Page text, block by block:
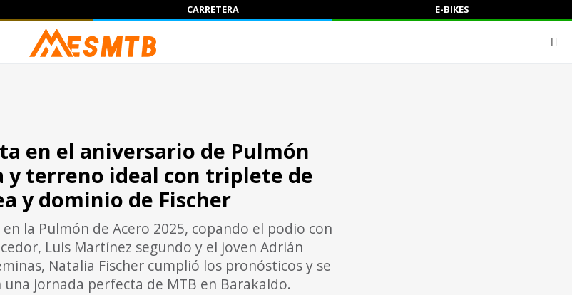
CARRETERA E-BIKES
en el aniversario de Pulmón
y terreno ideal con triplete de
y dominio de Fischer
la Pulmón de Acero 2025, copando el podio con
Luis Martínez segundo y el joven Adrián
Natalia Fischer cumplió los pronósticos y se
jornada perfecta de MTB en Barakaldo.